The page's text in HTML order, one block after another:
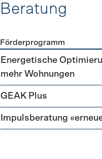
Beratung
Förderprogramme Beratung
Förderprogramm
Energetische
mehr Wohnungen
GEAK Plus
Impulsberatung